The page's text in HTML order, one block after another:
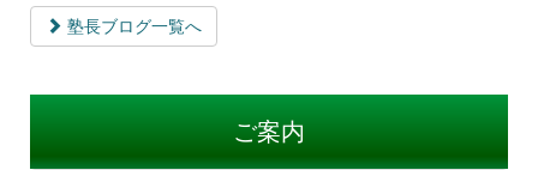
塾長ブログ一覧へ
ご案内